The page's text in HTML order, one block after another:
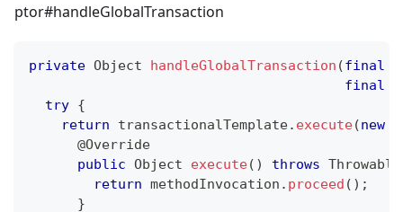
ptor#handleGlobalTransaction
private Object handleGlobalTransaction (final
final
try {
return transactionalTemplate. execute(new
@Override
public Object execute( ) throws Throwable
return methodInvocation . proceed ( ) ;
}